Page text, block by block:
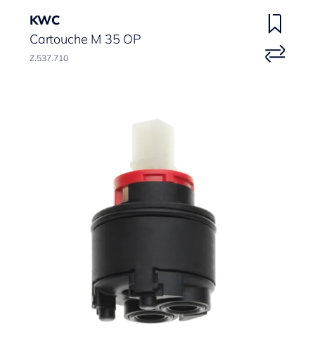
KWC
Cartouche M 35 OP
Z.537.710